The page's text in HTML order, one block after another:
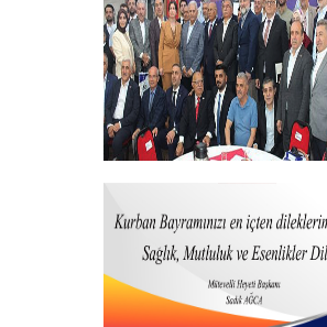
+
Programı
+